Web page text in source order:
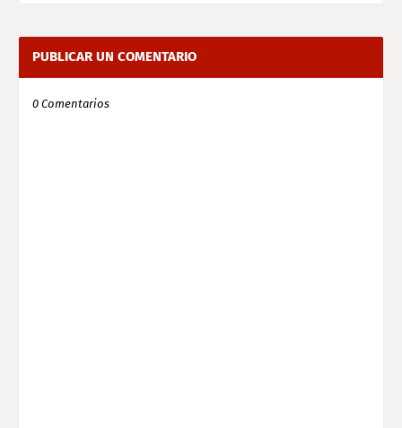
PUBLICAR UN COMENTARIO
0 Comentarios